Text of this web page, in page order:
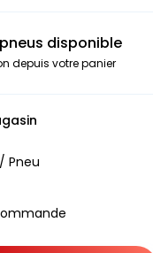
disponible
depuis votre panier
/ Pneu